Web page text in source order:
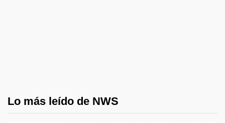
Lo más leído de NWS